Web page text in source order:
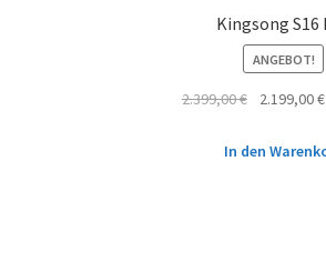
Kingsong S16
ANGEBOT!
2.399,00€ 2.199,00€
In den